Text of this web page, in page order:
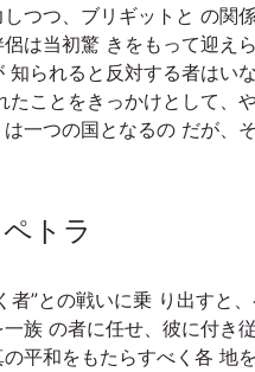
しつつ、ブリギットと の関
は当初驚 きをもって迎えら
知られると反対する者はい
たことをきっかけとして、
は一つの国となるの だが、
トラ
者”との戦いに乗 り出すと
一族 の者に任せ、彼に付き
平和をもたらすべく各 地を